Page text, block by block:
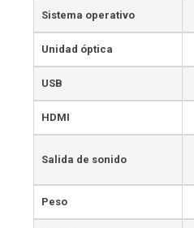
Sistema operativo
Unidad óptica
USB
HDMI
Salida de sonido
Peso